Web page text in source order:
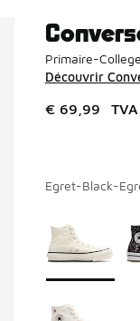
Primaire-
Découvrir
€ 69,99
Egret-Black-